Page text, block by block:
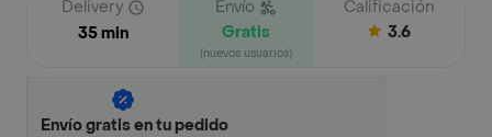
Delivery
35 min
Envío
Gratis
(nuevos usuarios)
Calificación
3.6
Envío gratis en tu pedido